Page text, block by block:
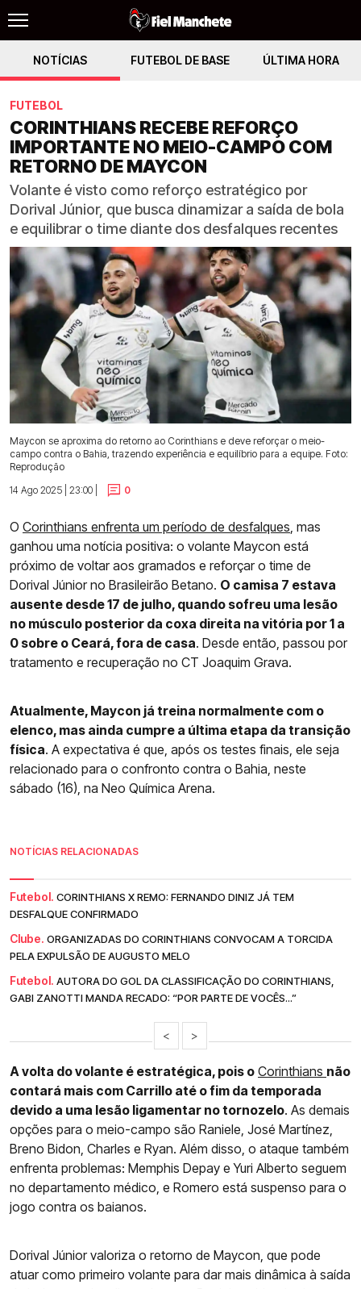
NOTÍCIAS FUTEBOL DE BASE ÚLTIMA HORA
FUTEBOL
CORINTHIANS RECEBE REFORÇO
IMPORTANTE NO MEIO-CAMPO COM
RETORNO DE MAYCON
Volante é visto como reforço estratégico por
Dorival Júnior, que busca dinamizar a saída de bola
e equilibrar o time diante dos desfalques recentes
Maycon se aproxima do retorno ao Corinthians e deve reforçar o meio-
campo contra o Bahia, trazendo experiência e equilíbrio para a equipe. Foto:
Reprodução
14 Ago 2025 | 23:00 |
0
O Corinthians enfrenta um período de desfalques, mas
ganhou uma notícia positiva: o volante Maycon está
próximo de voltar aos gramados e reforçar o time de
Dorival Júnior no Brasileirão Betano. O camisa 7 estava
ausente desde 17 de julho, quando sofreu uma lesão
no músculo posterior da coxa direita na vitória por 1 a
0 sobre o Ceará, fora de casa. Desde então, passou por
tratamento e recuperação no CT Joaquim Grava.
Atualmente, Maycon já treina normalmente com o
elenco, mas ainda cumpre a última etapa da transição
física. A expectativa é que, após os testes finais, ele seja
relacionado para o confronto contra o Bahia, neste
sábado (16), na Neo Química Arena.
NOTÍCIAS RELACIONADAS
Futebol. CORINTHIANS X REMO: FERNANDO DINIZ JÁ TEM
DESFALQUE CONFIRMADO
Clube. ORGANIZADAS DO CORINTHIANS CONVOCAM A TORCIDA
PELA EXPULSÃO DE AUGUSTO MELO
Futebol. AUTORA DO GOL DA CLASSIFICAÇÃO DO CORINTHIANS,
GABI ZANOTTI MANDA RECADO: “POR PARTE DE VOCÊS...”
< >
A volta do volante é estratégica, pois o Corinthians não
contará mais com Carrillo até o fim da temporada
devido a uma lesão ligamentar no tornozelo. As demais
opções para o meio-campo são Raniele, José Martínez,
Breno Bidon, Charles e Ryan. Além disso, o ataque também
enfrenta problemas: Memphis Depay e Yuri Alberto seguem
no departamento médico, e Romero está suspenso para o
jogo contra os baianos.
Dorival Júnior valoriza o retorno de Maycon, que pode
atuar como primeiro volante para dar mais dinâmica à saída